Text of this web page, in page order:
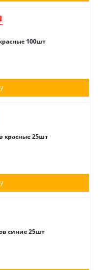
100шт
красные 25шт
синие 25шт